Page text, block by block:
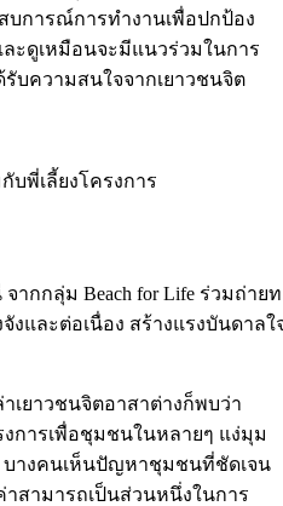
บการณ์การทำงานเพื่อปกป้อง
ะดูเหมือนจะมีแนวร่วมในการ
บความสนใจจากเยาวชนจิต
บพี่เลี้ยงโครงการ
ากกลุ่ม Beach for Life ร่วมถ่า
งและต่อเนื่อง สร้างแรงบันดาล
เยาวชนจิตอาสาต่างก็พบว่า
งการเพื่อชุมชนในหลายๆ แง่มุม
บางคนเห็นปัญหาชุมชนที่ชัดเจน
สามารถเป็นส่วนหนึ่งในการ